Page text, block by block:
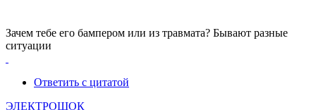
Зачем тебе его бампером или из травмата? Бывают разные
ситуации
Ответить с цитатой
ЭЛЕКТРОШОК